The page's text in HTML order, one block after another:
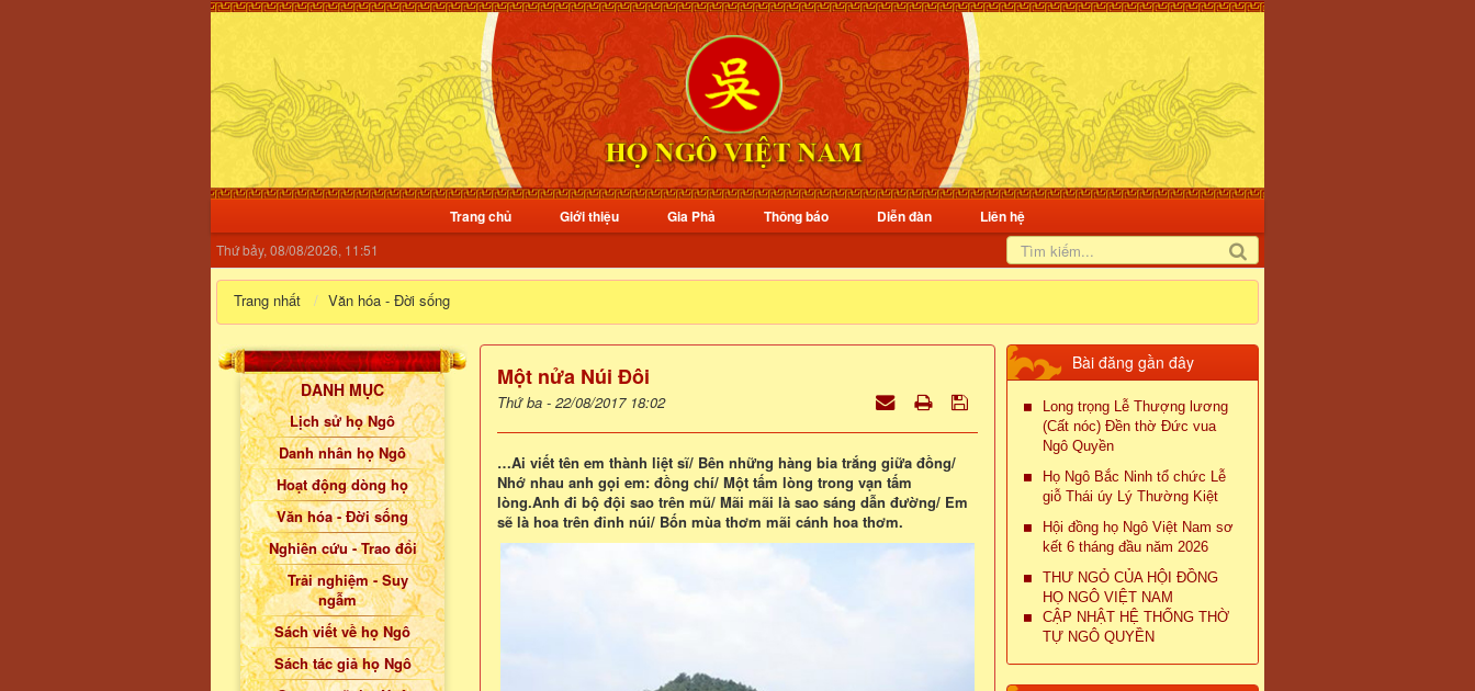
Trang chủ Giới thiệu Gia Phả Thông báo Diễn đàn Liên hệ
Thứ bảy, 08/08/2026, 11:51
Trang nhất Văn hóa - Đời sống
Một nửa Núi Đôi
Thứ ba - 22/08/2017 18:02
…Ai viết tên em thành liệt sĩ/ Bên những hàng bia trắng giữa đồng/
Nhớ nhau anh gọi em: đồng chí/ Một tấm lòng trong vạn tấm
lòng.Anh đi bộ đội sao trên mũ/ Mãi mãi là sao sáng dẫn đường/ Em
sẽ là hoa trên đỉnh núi/ Bốn mùa thơm mãi cánh hoa thơm.
Bài đăng gần đây
Long trọng Lễ Thượng lương
(Cất nóc) Đền thờ Đức vua
Ngô Quyền
Họ Ngô Bắc Ninh tổ chức Lễ
giỗ Thái úy Lý Thường Kiệt
Hội đồng họ Ngô Việt Nam sơ
kết 6 tháng đầu năm 2026
THƯ NGỎ CỦA HỘI ĐỒNG
HỌ NGÔ VIỆT NAM
CẬP NHẬT HỆ THỐNG THỜ
TỰ NGÔ QUYỀN
DANH MỤC
Lịch sử họ Ngô
Danh nhân họ Ngô
Hoạt động dòng họ
Văn hóa - Đời sống
Nghiên cứu - Trao đổi
Trải nghiệm - Suy
ngẫm
Sách viết về họ Ngô
Sách tác giả họ Ngô